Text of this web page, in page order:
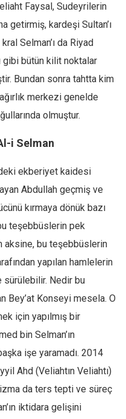
Faysal, Sudeyrilerin
getirmiş, kardeşi Sultan’ı
Selman’ı da Riyad
gibi bütün kilit noktalar
Bundan sonra tahtta kim
merkezi genelde
olmuştur.
i Selman
ekberiyet kaidesi
Abdullah geçmiş ve
kırmaya dönük bazı
teşebbüslerin pek
aksine, bu teşebbüslerin
yapılan hamlelerin
sürülebilir. Nedir bu
Bey’at Konseyi mesela. O
için yapılmış bir
bin Selman’ın
işe yaramadı. 2014
Ahd (Veliahtın Veliahtı)
da ters tepti ve süreç
iktidara gelişini